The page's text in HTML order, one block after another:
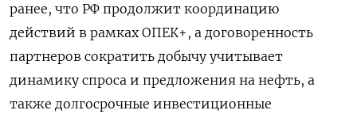
ранее, что РФ продолжит координацию
действий в рамках ОПЕК+, а договоренность
партнеров сократить добычу учитывает
динамику спроса и предложения на нефть, а
также долгосрочные инвестиционные